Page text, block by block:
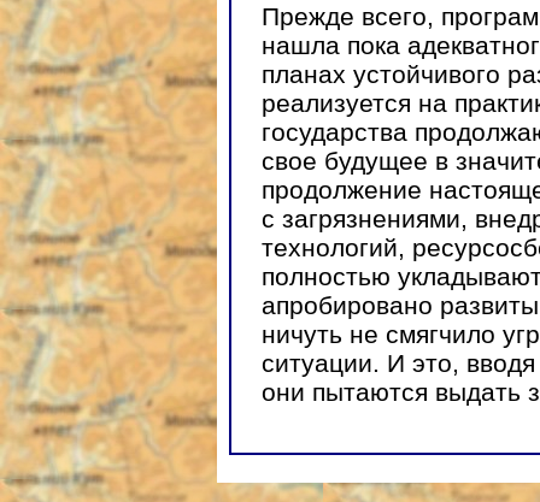
Прежде всего,
нашла пока
планах устойчивого
реализуется на
государства
свое будущее в
продолжение
с загрязнениями,
технологий,
полностью
апробировано
ничуть не смягчило
ситуации. И это,
они пытаются выдать